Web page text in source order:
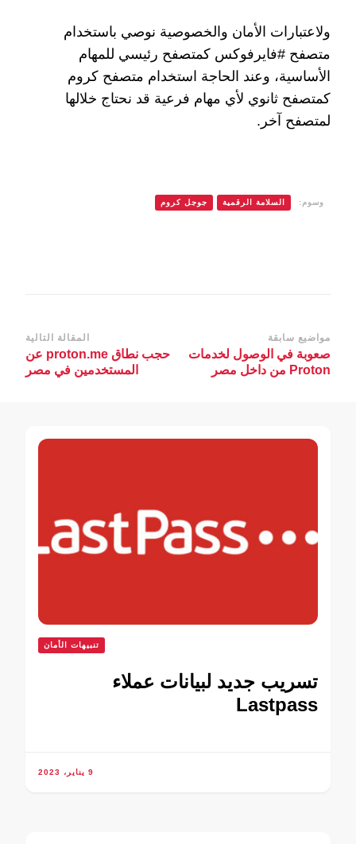
ولاعتبارات الأمان والخصوصية نوصي باستخدام
متصفح #فايرفوكس كمتصفح رئيسي للمهام
الأساسية، وعند الحاجة استخدام متصفح كروم
كمتصفح ثانوي لأي مهام فرعية قد نحتاج خلالها
لمتصفح آخر.
وسوم: السلامة الرقمية جوجل كروم
التنقل
بين
مواضيع سابقة
صعوبة في الوصول لخدمات
Proton من داخل مصر
المقالة التالية
حجب نطاق proton.me عن
المستخدمين في مصر
تنبيهات الأمان
تسريب جديد لبيانات عملاء
Lastpass
9 يناير، 2023